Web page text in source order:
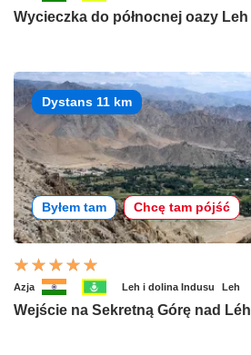
Wycieczka do północnej oazy Leh
Dystans 11 km
Byłem tam Chcę tam pójść
Azja Leh i dolina Indusu Leh
Wejście na Sekretną Górę nad Léh